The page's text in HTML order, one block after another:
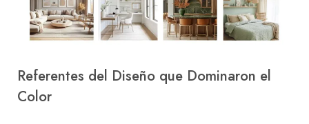
Referentes del Diseño que Dominaron el
Color